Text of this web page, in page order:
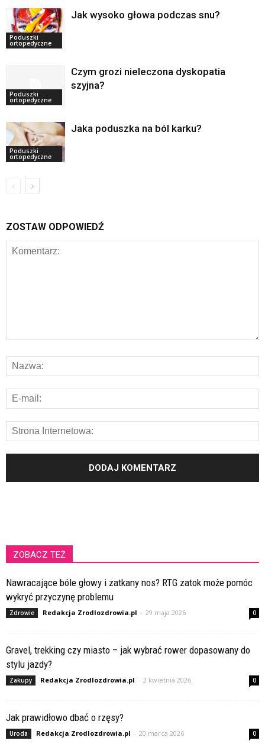
Poduszki
ortopedyczne
Jak wysoko głowa podczas snu?
Poduszki
ortopedyczne
Czym grozi nieleczona dyskopatia
szyjna?
Poduszki
ortopedyczne
Jaka poduszka na ból karku?
ZOSTAW ODPOWIEDŹ
ZOBACZ TEŻ
Nawracające bóle głowy i zatkany nos? RTG zatok może pomóc
wykryć przyczynę problemu
Zdrowie Redakcja Zrodlozdrowia.pl - 29 maja 2026 0
Gravel, trekking czy miasto – jak wybrać rower dopasowany do
stylu jazdy?
Zakupy Redakcja Zrodlozdrowia.pl - 2 kwietnia 2026 0
Jak prawidłowo dbać o rzęsy?
Uroda Redakcja Zrodlozdrowia.pl - 20 marca 2026 0